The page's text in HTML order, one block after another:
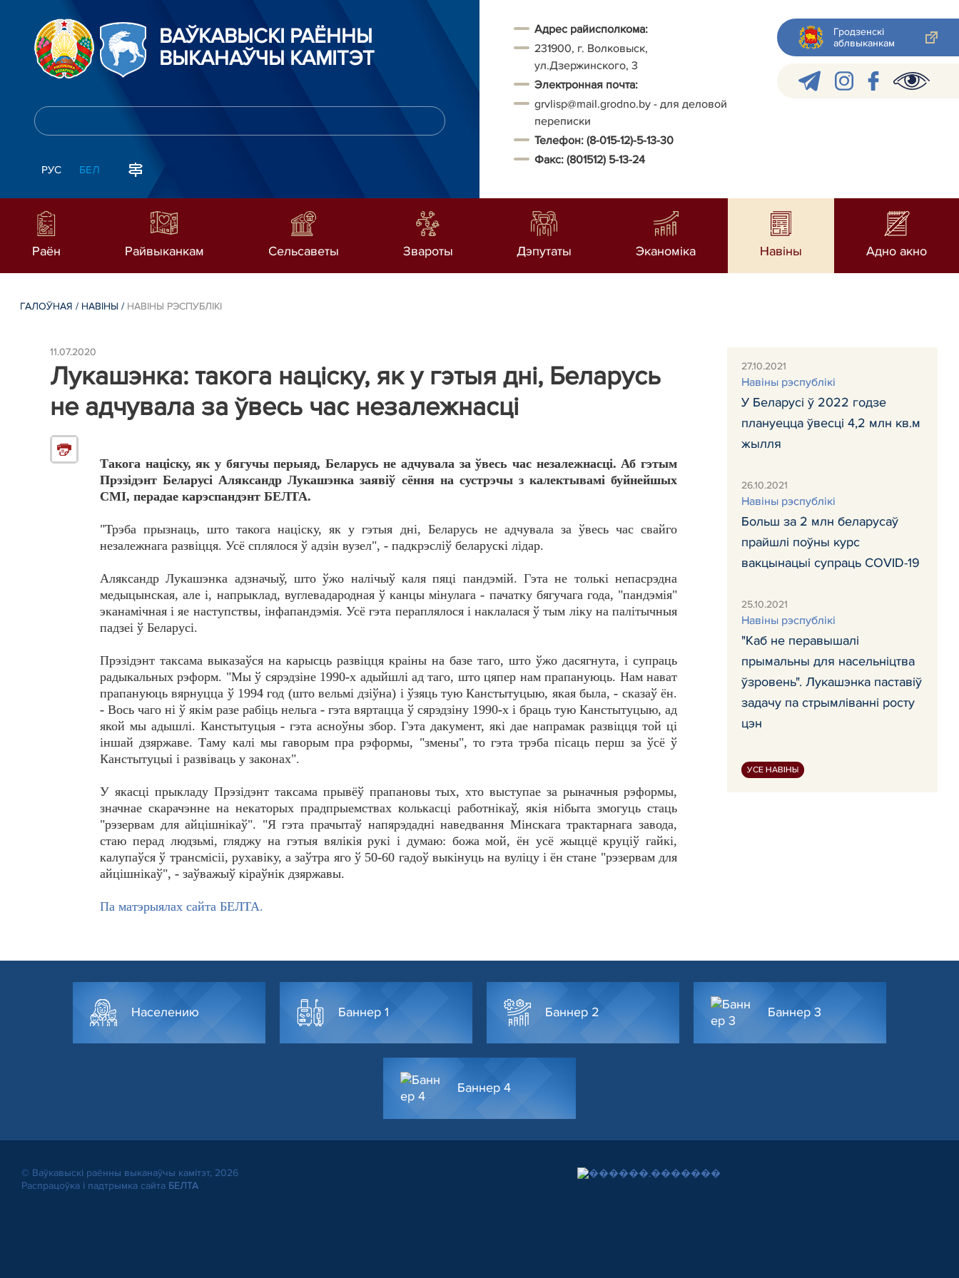
ВАЎКАВЫСКІ РАЁННЫ
ВЫКАНАЎЧЫ КАМІТЭТ
РУС БЕЛ
Адрес райисполкома:
231900, г. Волковыск,
ул.Дзержинского, 3
Электронная почта:
grvlisp@mail.grodno.by - для деловой
переписки
Телефон: (8-015-12)-5-13-30
Факс: (801512) 5-13-24
Гродзенскі
аблвыканкам
Раён Райвыканкам Сельсаветы Звароты Дэпутаты Эканоміка Навiны Адно акно
ГАЛОЎНАЯ / НАВIНЫ / НАВIНЫ РЭСПУБЛIКI
11.07.2020
Лукашэнка: такога націску, як у гэтыя дні, Беларусь
не адчувала за ўвесь час незалежнасці
Такога націску, як у бягучы перыяд, Беларусь не адчувала за ўвесь час незалежнасці. Аб гэтым
Прэзідэнт Беларусі Аляксандр Лукашэнка заявіў сёння на сустрэчы з калектывамі буйнейшых
СМІ, перадае карэспандэнт БЕЛТА.
"Трэба прызнаць, што такога націску, як у гэтыя дні, Беларусь не адчувала за ўвесь час свайго
незалежнага развіцця. Усё сплялося ў адзін вузел", - падкрэсліў беларускі лідар.
Аляксандр Лукашэнка адзначыў, што ўжо налічыў каля пяці пандэмій. Гэта не толькі непасрэдна
медыцынская, але і, напрыклад, вуглевадародная ў канцы мінулага - пачатку бягучага года, "пандэмія"
эканамічная і яе наступствы, інфапандэмія. Усё гэта пераплялося і наклалася ў тым ліку на палітычныя
падзеі ў Беларусі.
Прэзідэнт таксама выказаўся на карысць развіцця краіны на базе таго, што ўжо дасягнута, і супраць
радыкальных рэформ. "Мы ў сярэдзіне 1990-х адыйшлі ад таго, што цяпер нам прапануюць. Нам нават
прапануюць вярнуцца ў 1994 год (што вельмі дзіўна) і ўзяць тую Канстытуцыю, якая была, - сказаў ён.
- Вось чаго ні ў якім разе рабіць нельга - гэта вяртацца ў сярэдзіну 1990-х і браць тую Канстытуцыю, ад
якой мы адышлі. Канстытуцыя - гэта асноўны збор. Гэта дакумент, які дае напрамак развіцця той ці
іншай дзяржаве. Таму калі мы гаворым пра рэформы, "змены", то гэта трэба пісаць перш за ўсё ў
Канстытуцыі і развіваць у законах".
У якасці прыкладу Прэзідэнт таксама прывёў прапановы тых, хто выступае за рыначныя рэформы,
значнае скарачэнне на некаторых прадпрыемствах колькасці работнікаў, якія нібыта змогуць стаць
"рэзервам для айцішнікаў". "Я гэта прачытаў напярэдадні наведвання Мінскага трактарнага завода,
стаю перад людзьмі, гляджу на гэтыя вялікія рукі і думаю: божа мой, ён усё жыццё круціў гайкі,
калупаўся ў трансмісіі, рухавіку, а заўтра яго ў 50-60 гадоў выкінуць на вуліцу і ён стане "рэзервам для
айцішнікаў", - заўважыў кіраўнік дзяржавы.
Па матэрыялах сайта БЕЛТА.
27.10.2021
Навiны рэспублiкi
У Беларусі ў 2022 годзе
плануецца ўвесці 4,2 млн кв.м
жылля
26.10.2021
Навiны рэспублiкi
Больш за 2 млн беларусаў
прайшлі поўны курс
вакцынацыі супраць COVID-19
25.10.2021
Навiны рэспублiкi
"Каб не перавышалі
прымальны для насельніцтва
ўзровень". Лукашэнка паставіў
задачу па стрымліванні росту
цэн
УСЕ НАВІНЫ
Населению Баннер 1 Баннер 2 Баннер 3
Баннер 4
© Ваўкавыскі раённы выканаўчы камітэт, 2026
Распрацоўка і падтрымка сайта БЕЛТА